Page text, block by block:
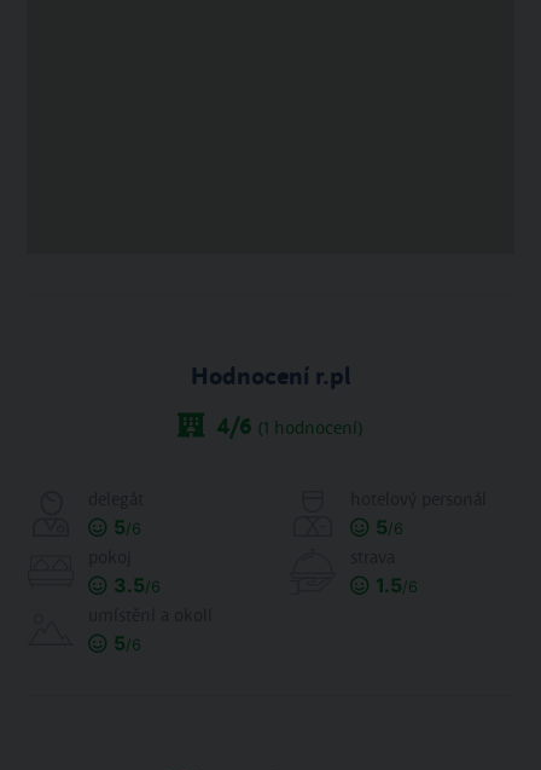
Hodnocení r.pl
4/6 (1 hodnocení)
5/6 5/6
3.5/6 1.5/6
5/6